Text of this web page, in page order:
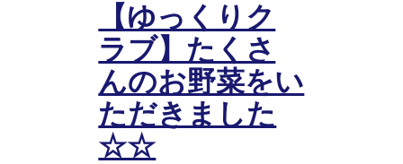
【ゆっくりク
ラブ】たくさ
んのお野菜をい
ただきました
☆☆